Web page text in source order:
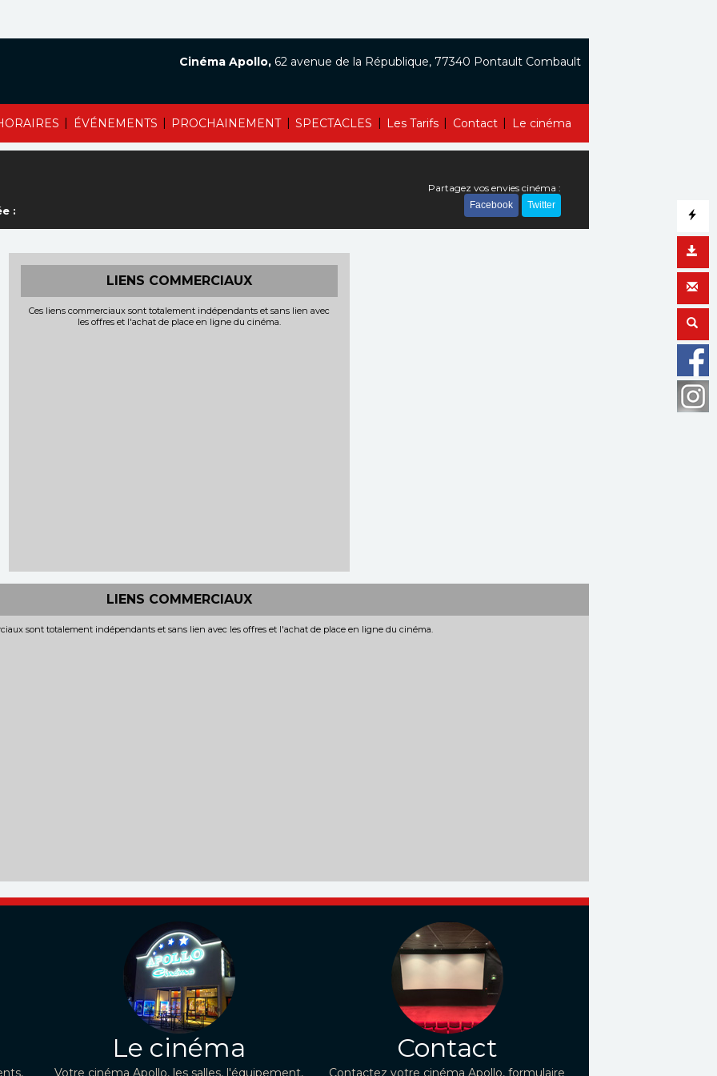
| ÉVÉNEMENTS | PROCHAINEMENT | SPECTACLES | Les Tarifs | Contact | Le cinéma
Cinéma Apollo, 62 avenue de la République, 77340 Pontault Combault
:
Partagez vos envies cinéma :
Facebook Twitter
LIENS COMMERCIAUX
Ces liens commerciaux sont totalement indépendants et sans lien avec
les offres et l'achat de place en ligne du cinéma.
LIENS COMMERCIAUX
sont totalement indépendants et sans lien avec les offres et l'achat de place en ligne du cinéma.
Le cinéma
Votre cinéma Apollo, les salles, l'équipement,
Contact
Contactez votre cinéma Apollo, formulaire